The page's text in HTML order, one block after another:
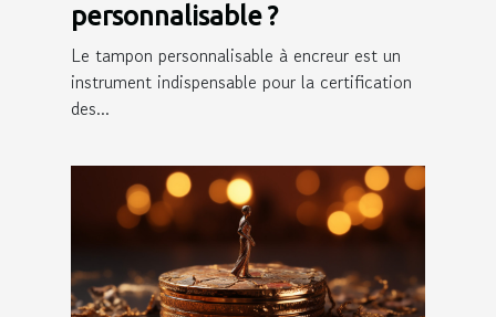
personnalisable ?
Le tampon personnalisable à encreur est un
instrument indispensable pour la certification
des...